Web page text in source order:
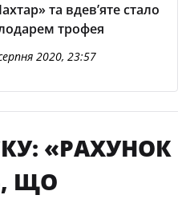
та вдев’яте стало
трофея
2020, 23:57
«РАХУНОК
ЩО